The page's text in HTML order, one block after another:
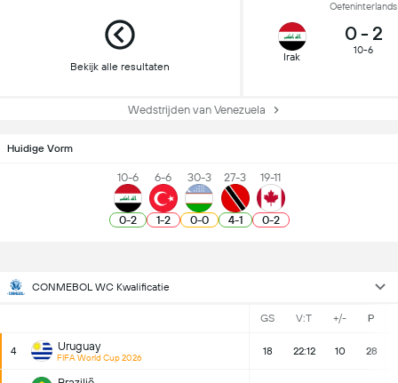
Bekijk alle resultaten
Oefeninterlands
Irak
0- 2
10-6
Wedstrijden van Venezuela
Huidige Vorm
10-6
0-2
6-6
1-2
30-3
0-0
27-3
4-1
19-11
0-2
CONMEBOL WC Kwalificatie
GS V:T +/- P
4 Uruguay
FIFA World Cup 2026
18 22:12 10 28